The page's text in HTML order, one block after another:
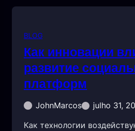
BLOG
Как инновации
развитие
платформ
JohnMarcos
julho 31,
Как технологии